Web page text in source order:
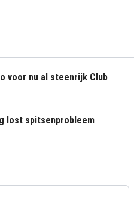
voor nu al steenrijk Club
lost spitsenprobleem